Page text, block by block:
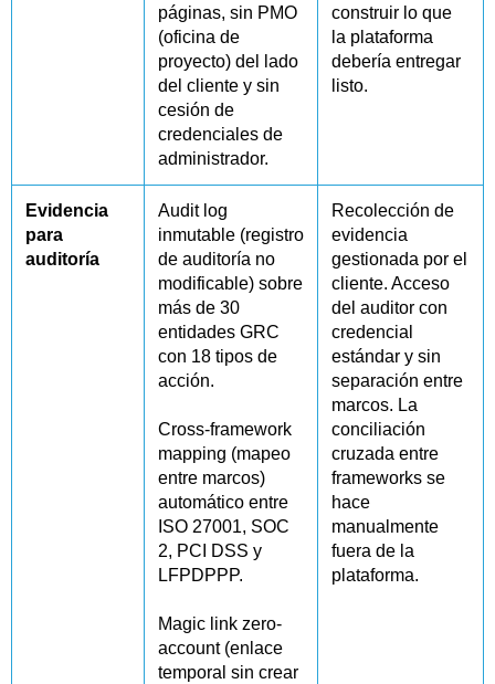
páginas, sin PMO
(oficina de
proyecto) del lado
del cliente y sin
cesión de
credenciales de
administrador.
construir lo que
la plataforma
debería entregar
listo.
Evidencia
para
auditoría
Audit log
inmutable (registro
de auditoría no
modificable) sobre
más de 30
entidades GRC
con 18 tipos de
acción.
Cross-framework
mapping (mapeo
entre marcos)
automático entre
ISO 27001, SOC
2, PCI DSS y
LFPDPPP.
Magic link zero-
account (enlace
temporal sin crear
Recolección de
evidencia
gestionada por el
cliente. Acceso
del auditor con
credencial
estándar y sin
separación entre
marcos. La
conciliación
cruzada entre
frameworks se
hace
manualmente
fuera de la
plataforma.